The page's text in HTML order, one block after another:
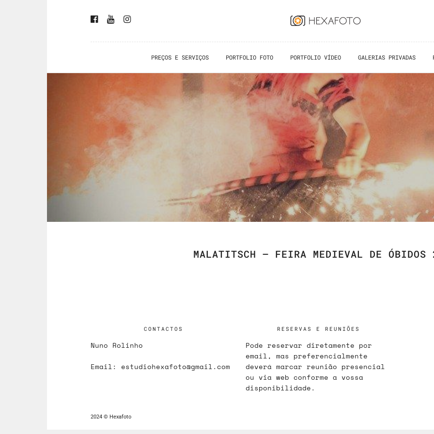
PREÇOS E SERVIÇOS PORTFOLIO FOTO PORTFOLIO VÍDEO GALERIAS PRIVADAS
MALATITSCH – FEIRA MEDIEVAL DE ÓBIDOS
CONTACTOS
Nuno Rolinho
Email: estudiohexafoto@gmail.com
RESERVAS E REUNIÕES
Pode reservar diretamente por
email, mas preferencialmente
deverá marcar reunião presencial
ou via web conforme a vossa
disponibilidade.
2024 © Hexafoto